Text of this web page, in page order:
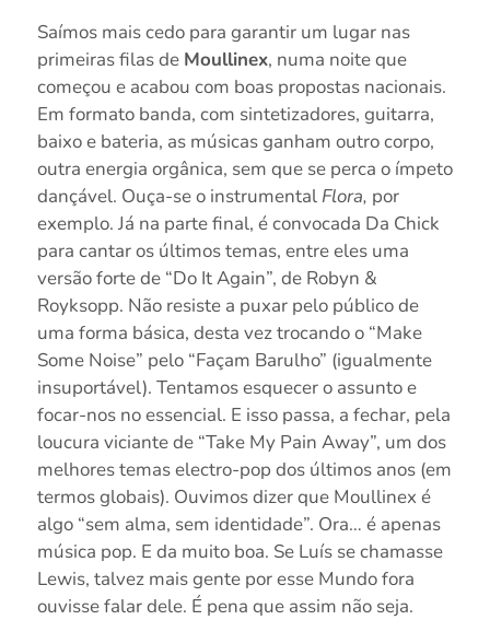
Saímos mais cedo para garantir um lugar nas
primeiras filas de Moullinex, numa noite que
começou e acabou com boas propostas nacionais.
Em formato banda, com sintetizadores, guitarra,
baixo e bateria, as músicas ganham outro corpo,
outra energia orgânica, sem que se perca o ímpeto
dançável. Ouça-se o instrumental Flora, por
exemplo. Já na parte final, é convocada Da Chick
para cantar os últimos temas, entre eles uma
versão forte de “Do It Again”, de Robyn &
Royksopp. Não resiste a puxar pelo público de
uma forma básica, desta vez trocando o “Make
Some Noise” pelo “Façam Barulho” (igualmente
insuportável). Tentamos esquecer o assunto e
focar-nos no essencial. E isso passa, a fechar, pela
loucura viciante de “Take My Pain Away”, um dos
melhores temas electro-pop dos últimos anos (em
termos globais). Ouvimos dizer que Moullinex é
algo “sem alma, sem identidade”. Ora… é apenas
música pop. E da muito boa. Se Luís se chamasse
Lewis, talvez mais gente por esse Mundo fora
ouvisse falar dele. É pena que assim não seja.